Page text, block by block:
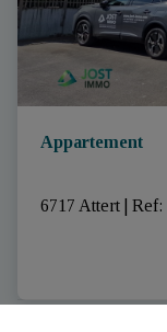
Appartement
6717 Attert Ref: